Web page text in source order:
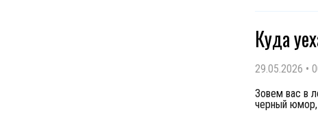
Куда
29.05.2026 •
Зовем вас в
черный юмор,